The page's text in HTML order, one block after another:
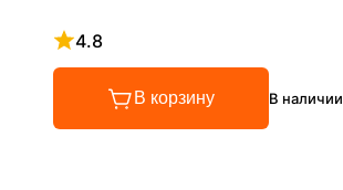
4.8
Рейтинг 4.8 из 5
В корзину В наличии